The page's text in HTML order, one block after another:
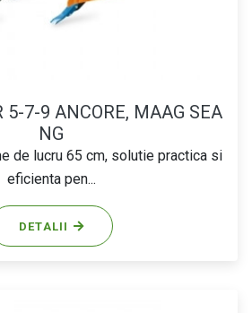
5-7-9 ANCORE, MAAG SEA
NG
de lucru 65 cm, solutie practica si
eficienta pen...
DETALII